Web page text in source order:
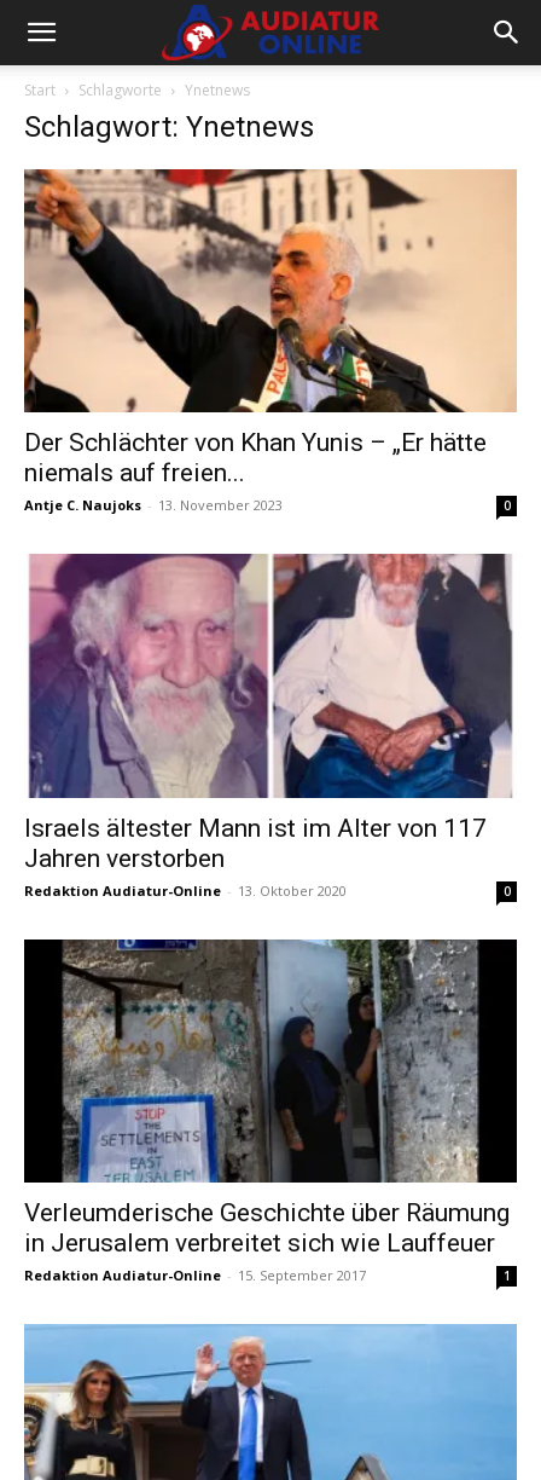
Start Schlagworte Ynetnews
Schlagwort: Ynetnews
Der Schlächter von Khan Yunis – „Er hätte
niemals auf freien...
Antje C. Naujoks - 13. November 2023 0
Israels ältester Mann ist im Alter von 117
Jahren verstorben
Redaktion Audiatur-Online - 13. Oktober 2020 0
Verleumderische Geschichte über Räumung
in Jerusalem verbreitet sich wie Lauffeuer
Redaktion Audiatur-Online - 15. September 2017 1